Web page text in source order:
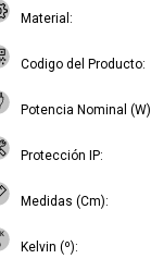
Material
Codigo del Producto
Potencia Nominal (W)
Protección IP
Medidas (Cm)
Kelvin (º)